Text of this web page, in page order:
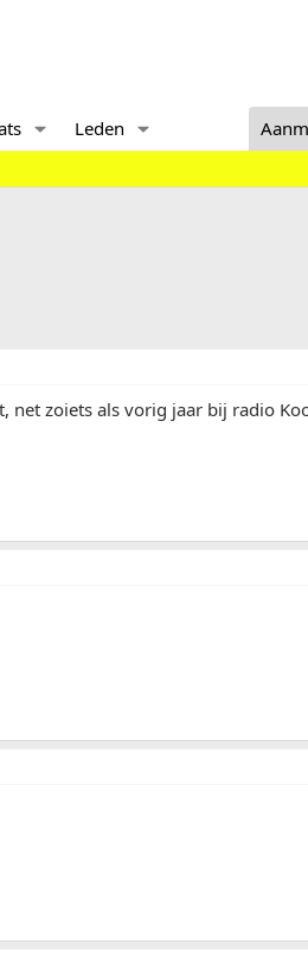
Leden
net zoiets als vorig jaar bij radio